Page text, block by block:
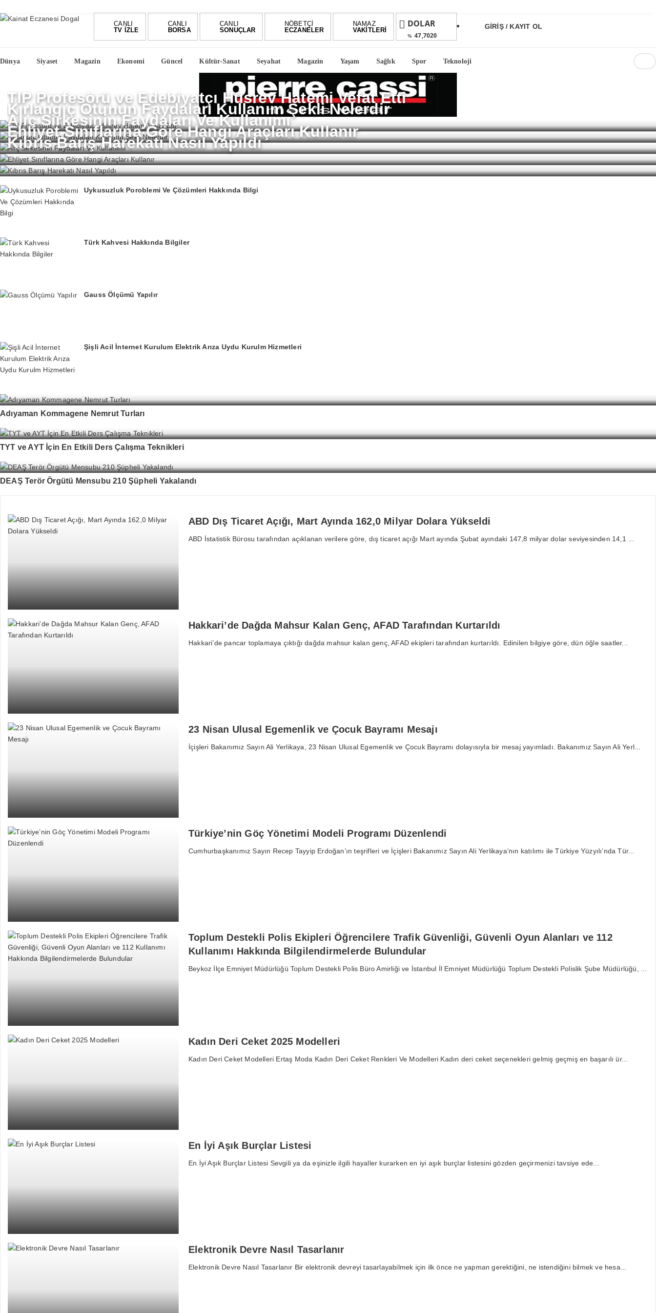
CANLI
TV İZLE
CANLI
BORSA
CANLI
SONUÇLAR
NÖBETÇİ
ECZANELER
NAMAZ
VAKİTLERİ
DOLAR
% 47,7020
% 55,1707
ALTIN
%2,66
GİRİŞ / KAYIT OL
Dünya Siyaset Magazin Ekonomi Güncel Kültür-Sanat Seyahat Magazin Yaşam Sağlık Spor Teknoloji
TIP Profesörü ve Edebiyatçı Hüsrev Hatemi Vefat Etti
Kırlangıç Otunun Faydaları Kullanım Şekli Nelerdir
Alıç Sirkesinin Faydaları Ve Kullanımı
Ehliyet Sınıflarına Göre Hangi Araçları Kullanır
Kıbrıs Barış Harekatı Nasıl Yapıldı
Uykusuzluk Poroblemi Ve Çözümleri Hakkında Bilgi
Türk Kahvesi Hakkında Bilgiler
Gauss Ölçümü Yapılır
Şişli Acil İnternet Kurulum Elektrik Arıza Uydu Kurulm Hizmetleri
Adıyaman Kommagene Nemrut Turları
TYT ve AYT İçin En Etkili Ders Çalışma Teknikleri
DEAŞ Terör Örgütü Mensubu 210 Şüpheli Yakalandı
ABD Dış Ticaret Açığı, Mart Ayında 162,0 Milyar Dolara Yükseldi
ABD İstatistik Bürosu tarafından açıklanan verilere göre, dış ticaret açığı Mart ayında Şubat ayındaki 147,8 milyar dolar seviyesinden 14,1 ...
Hakkari’de Dağda Mahsur Kalan Genç, AFAD Tarafından Kurtarıldı
Hakkari’de pancar toplamaya çıktığı dağda mahsur kalan genç, AFAD ekipleri tarafından kurtarıldı. Edinilen bilgiye göre, dün öğle saatler...
23 Nisan Ulusal Egemenlik ve Çocuk Bayramı Mesajı
İçişleri Bakanımız Sayın Ali Yerlikaya, 23 Nisan Ulusal Egemenlik ve Çocuk Bayramı dolayısıyla bir mesaj yayımladı. Bakanımız Sayın Ali Yerl...
Türkiye’nin Göç Yönetimi Modeli Programı Düzenlendi
Cumhurbaşkanımız Sayın Recep Tayyip Erdoğan’ın teşrifleri ve İçişleri Bakanımız Sayın Ali Yerlikaya’nın katılımı ile Türkiye Yüzyılı’nda Tür...
Toplum Destekli Polis Ekipleri Öğrencilere Trafik Güvenliği, Güvenli Oyun Alanları ve 112
Kullanımı Hakkında Bilgilendirmelerde Bulundular
Beykoz İlçe Emniyet Müdürlüğü Toplum Destekli Polis Büro Amirliği ve İstanbul İl Emniyet Müdürlüğü Toplum Destekli Polislik Şube Müdürlüğü, ...
Kadın Deri Ceket 2025 Modelleri
Kadın Deri Ceket Modelleri Ertaş Moda Kadın Deri Ceket Renkleri Ve Modelleri Kadın deri ceket seçenekleri gelmiş geçmiş en başarılı ür...
En İyi Aşık Burçlar Listesi
En İyi Aşık Burçlar Listesi Sevgili ya da eşinizle ilgili hayaller kurarken en iyi aşık burçlar listesini gözden geçirmenizi tavsiye ede...
Elektronik Devre Nasıl Tasarlanır
Elektronik Devre Nasıl Tasarlanır Bir elektronik devreyi tasarlayabilmek için ilk önce ne yapman gerektiğini, ne istendiğini bilmek ve hesa...